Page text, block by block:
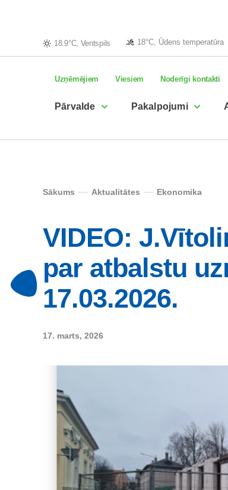
18.9°C, Ventspils 18°C, Ūdens temperatūra
Uzņēmējiem Viesiem Noderīgi kontakti
Pārvalde Pakalpojumi
Sākums Aktualitātes Ekonomika
VIDEO:
par atbalstu
17.03.2026.
17. marts, 2026